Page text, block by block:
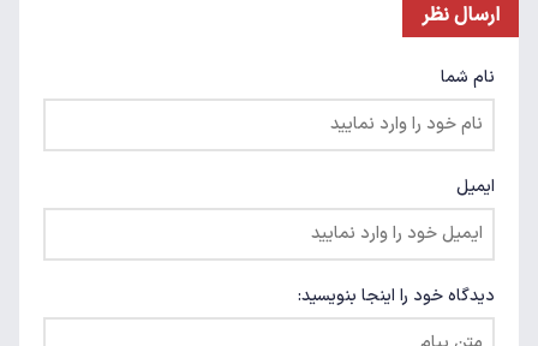
ارسال نظر
نام شما
ایمیل
دیدگاه خود را اینجا بنویسید: